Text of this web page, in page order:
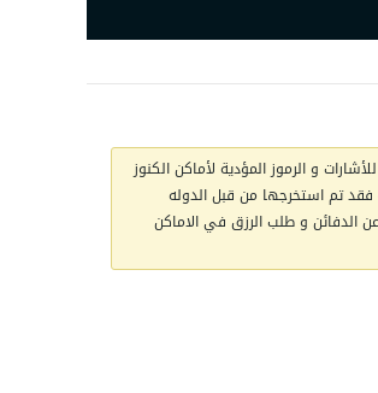
و الرموز المؤدية لأماكن الكنوز
فقد تم استخرجها من قبل الدوله
الدفائن و طلب الرزق في الاماكن